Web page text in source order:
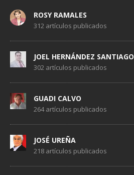
ROSY RAMALES
312 artículos publicados
JOEL HERNÁNDEZ SANTIAGO
302 artículos publicados
GUADI CALVO
264 artículos publicados
JOSÉ UREÑA
218 artículos publicados